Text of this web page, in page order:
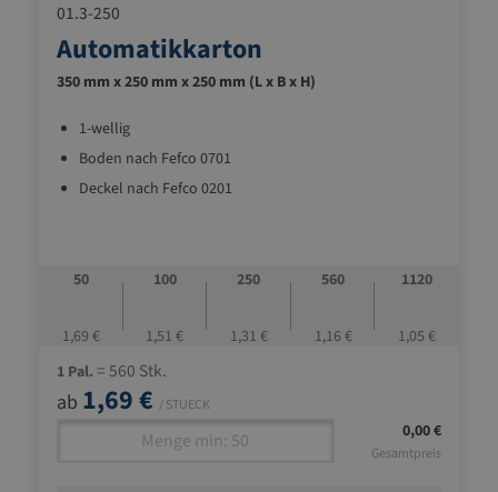
01.3-250
Automatikkarton
350 mm x 250 mm x 250 mm (L x B x H)
1-wellig
Boden nach Fefco 0701
Deckel nach Fefco 0201
50
1,69 €
100
1,51 €
250
1,31 €
560
1,16 €
1120
1,05 €
1 Pal. = 560 Stk.
ab 1,69 € / STUECK
0,00 €
Gesamtpreis